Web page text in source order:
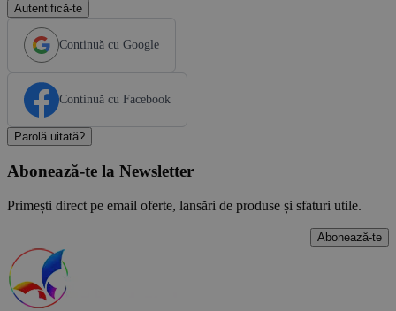
Autentifică-te
Continuă cu Google
Continuă cu Facebook
Parolă uitată?
Abonează-te la Newsletter
Primești direct pe email oferte, lansări de produse și sfaturi utile.
Abonează-te